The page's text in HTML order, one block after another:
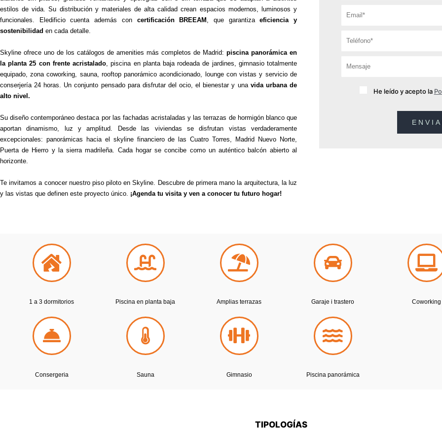
estilos de vida. Su distribución y materiales de alta calidad crean espacios modernos, luminosos y
funcionales. Eledificio cuenta además con certificación BREEAM , que garantizaeficiencia y
sostenibilidad en cada detalle.
Skyline ofrece uno de los catálogos de amenities más completos de Madrid: piscina panorámica en
la planta 25 con frente acristalado , piscina en planta baja rodeada de jardines, gimnasio totalmente
equipado, zona coworking, sauna, rooftop panorámico acondicionado, lounge con vistas y servicio de
conserjería 24 horas. Un conjunto pensado para disfrutar del ocio, el bienestar y una vida urbana de
alto nivel.
Su diseño contemporáneo destaca por las fachadas acristaladas y las terrazas de hormigón blanco que
aportan dinamismo, luz y amplitud. Desde las viviendas se disfrutan vistas verdaderamente
excepcionales: panorámicas hacia el skyline financiero de las Cuatro Torres, Madrid Nuevo Norte,
Puerta de Hierro y la sierra madrileña. Cada hogar se concibe como un auténtico balcón abierto al
horizonte.
Te invitamos a conocer nuestro piso piloto en Skyline. Descubre de primera mano la arquitectura, la luz
y las vistas que definen este proyecto único. ¡Agenda tu visita y ven a conocer tu futuro hogar!
He leído y acepto la
1 a 3 dormitorios Piscina en planta baja Amplias terrazas Garaje i trastero Coworking
Consergeria Sauna Gimnasio Piscina panorámica
TIPOLOGÍAS